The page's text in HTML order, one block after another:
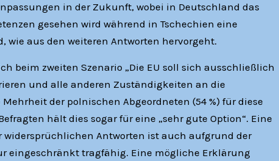
in der Zukunft, wobei in Deutschland das
gesehen wird während in Tschechien eine
wie aus den weiteren Antworten hervorgeht.
beim zweiten Szenario „Die EU soll sich ausschließlich
und alle anderen Zuständigkeiten an die
der polnischen Abgeordneten (54 %) für diese
hält dies sogar für eine „sehr gute Option“. Eine
Antworten ist auch aufgrund der
eingeschränkt tragfähig. Eine mögliche Erklärung